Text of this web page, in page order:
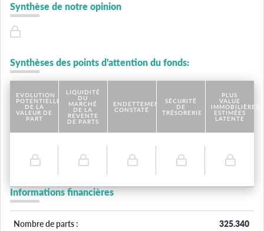
Synthèse de notre opinion
Synthèses des points d'attention du fonds:
EVOLUTION
POTENTIELLE
DE LA
VALEUR DE
PART
LIQUIDITÉ
DU
MARCHÉ
DE LA
REVENTE
DE PARTS
ENDETTEMENT
CONSTATÉ
SÉCURITÉ
DE
TRÉSORERIE
PLUS
VALUE
IMMOBILIÈRES
ESTIMÉES
LATENTE
Informations financières
Nombre de parts : 325.340